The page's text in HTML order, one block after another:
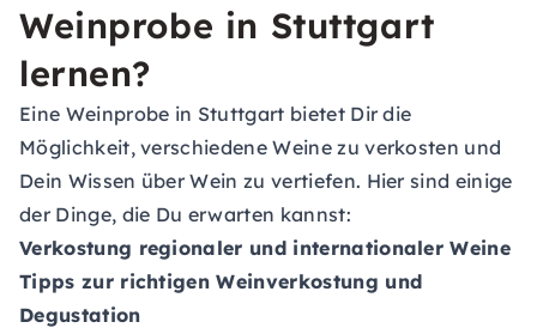
Weinprobe in Stuttgart
lernen?
Eine Weinprobe in Stuttgart bietet Dir die
Möglichkeit, verschiedene Weine zu verkosten und
Dein Wissen über Wein zu vertiefen. Hier sind einige
der Dinge, die Du erwarten kannst:
Verkostung regionaler und internationaler Weine
Tipps zur richtigen Weinverkostung und
Degustation